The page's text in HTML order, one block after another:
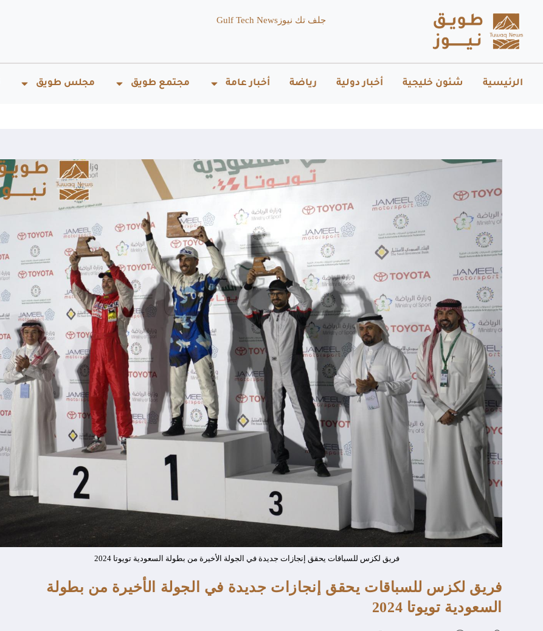
جلف تك نيوز Gulf Tech News
الرئيسية شئون خليجية أخبار دولية رياضة أخبار عامة مجتمع طويق مجلس طويق
فريق لكزس للسباقات يحقق إنجازات جديدة في الجولة الأخيرة من بطولة السعودية تويوتا 2024
فريق لكزس للسباقات يحقق إنجازات جديدة في الجولة الأخيرة من بطولة
السعودية تويوتا 2024